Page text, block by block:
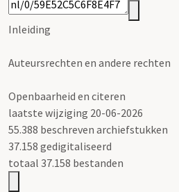
Inleiding
Auteursrechten en andere rechten
Openbaarheid en citeren
laatste wijziging 20-06-2026
55.388 beschreven archiefstukken
37.158 gedigitaliseerd
totaal 37.158 bestanden